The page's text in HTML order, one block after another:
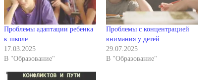
Проблемы адаптации ребенка
к школе
17.03.2025
В "Образование"
Проблемы с концентрацией
внимания у детей
29.07.2025
В "Образование"